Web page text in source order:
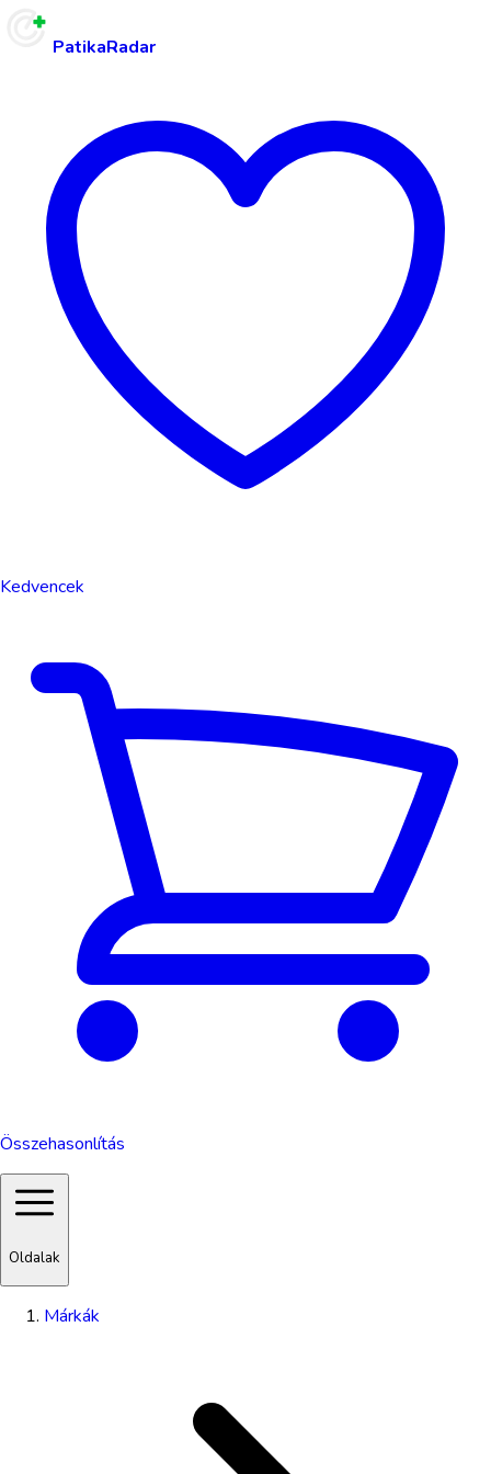
PatikaRadar
Kedvencek
Összehasonlítás
Oldalak
Márkák